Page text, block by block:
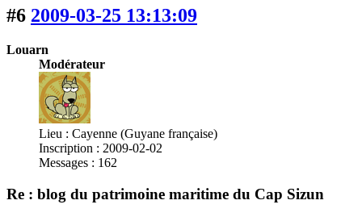
#6 2009-03-25 13:13:09
Louarn
Modérateur
Lieu : Cayenne (Guyane française)
Inscription : 2009-02-02
Messages : 162
Re : blog du patrimoine maritime du Cap Sizun